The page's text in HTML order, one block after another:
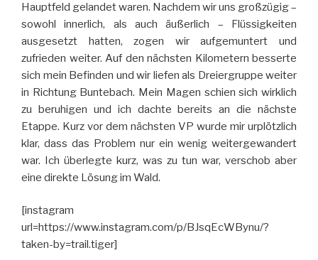
Hauptfeld gelandet waren. Nachdem wir uns großzügig –
sowohl innerlich, als auch äußerlich – Flüssigkeiten
ausgesetzt hatten, zogen wir aufgemuntert und
zufrieden weiter. Auf den nächsten Kilometern besserte
sich mein Befinden und wir liefen als Dreiergruppe weiter
in Richtung Buntebach. Mein Magen schien sich wirklich
zu beruhigen und ich dachte bereits an die nächste
Etappe. Kurz vor dem nächsten VP wurde mir urplötzlich
klar, dass das Problem nur ein wenig weitergewandert
war. Ich überlegte kurz, was zu tun war, verschob aber
eine direkte Lösung im Wald.
[instagram
url=https://www.instagram.com/p/BJsqEcWBynu/?
taken-by=trail.tiger]